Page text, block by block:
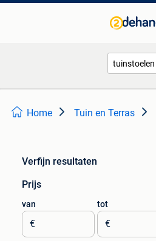
Home Tuin en Terras
Verfijn resultaten
Prijs
van
€
tot
€